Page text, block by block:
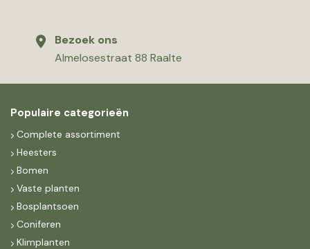
Bezoek ons
Almelosestraat 88 Raalte
Populaire categorieën
Complete assortiment
Heesters
Bomen
Vaste planten
Bosplantsoen
Coniferen
Klimplanten